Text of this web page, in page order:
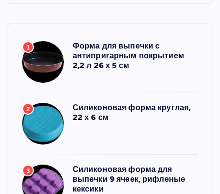
1
Форма для выпечки с
антипригарным покрытием
2,2 л 26 х 5 см
2
Силиконовая форма круглая,
22 х 6 см
3
Силиконовая форма для
выпечки 9 ячеек, рифленые
кексики